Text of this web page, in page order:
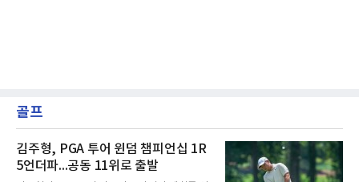
골프
김주형, PGA 투어 윈덤 챔피언십 1R
5언더파...공동 11위로 출발